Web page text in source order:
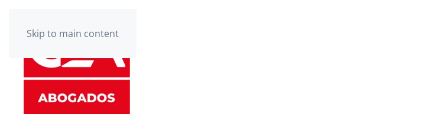
Skip to main content